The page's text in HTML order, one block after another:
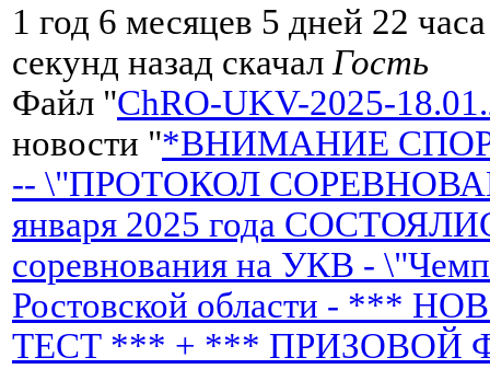
1 год 6 месяцев 5 дней 22
секунд назад скачал Гость
Файл "ChRO-UKV-2025-
новости "*ВНИМАНИЕ
-- \"ПРОТОКОЛ
января 2025 года
соревнования на УКВ -
Ростовской области - ***
ТЕСТ *** + *** ПРИЗОВОЙ